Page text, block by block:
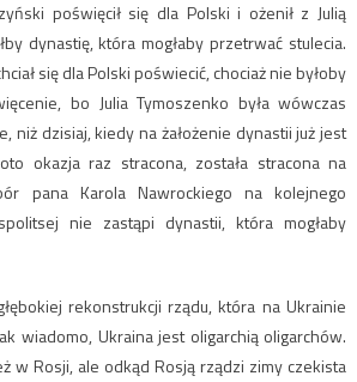
poświęcił się dla Polski i ożenił z Julią
dynastię, która mogłaby przetrwać stulecia.
się dla Polski poświecić, chociaż nie byłoby
bo Julia Tymoszenko była wówczas
niż dzisiaj, kiedy na żałożenie dynastii już jest
okazja raz stracona, została stracona na
pana Karola Nawrockiego na kolejnego
nie zastąpi dynastii, która mogłaby
rekonstrukcji rządu, która na Ukrainie
wiadomo, Ukraina jest oligarchią oligarchów.
w Rosji, ale odkąd Rosją rządzi zimy czekista